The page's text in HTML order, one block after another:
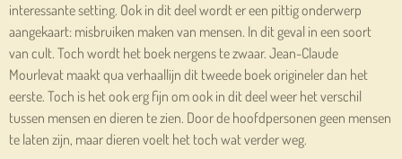
interessante setting. Ook in dit deel wordt er een pittig onderwerp
aangekaart: misbruiken maken van mensen. In dit geval in een soort
van cult. Toch wordt het boek nergens te zwaar. Jean-Claude
Mourlevat maakt qua verhaallijn dit tweede boek origineler dan het
eerste. Toch is het ook erg fijn om ook in dit deel weer het verschil
tussen mensen en dieren te zien. Door de hoofdpersonen geen mensen
te laten zijn, maar dieren voelt het toch wat verder weg.